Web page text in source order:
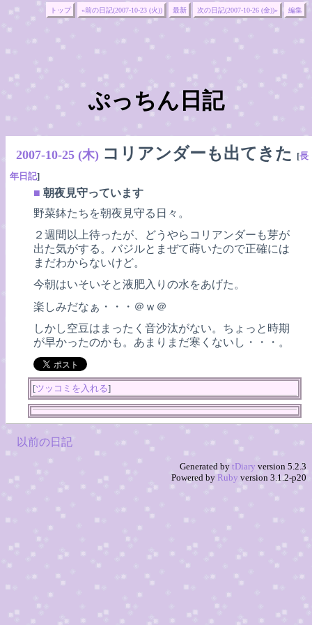
トップ «前の日記(2007-10-23 (火)) 最新 次の日記(2007-10-26 (金))» 編集
ぷっちん日記
2007-10-25 (木) コリアンダーも出てきた [長
年日記]
■ 朝夜見守っています
野菜鉢たちを朝夜見守る日々。
２週間以上待ったが、どうやらコリアンダーも芽が
出た気がする。バジルとまぜて蒔いたので正確には
まだわからないけど。
今朝はいそいそと液肥入りの水をあげた。
楽しみだなぁ・・・＠ｗ＠
しかし空豆はまったく音沙汰がない。ちょっと時期
が早かったのかも。あまりまだ寒くないし・・・。
[ツッコミを入れる]
以前の日記
Generated by tDiary version 5.2.3
Powered by Ruby version 3.1.2-p20